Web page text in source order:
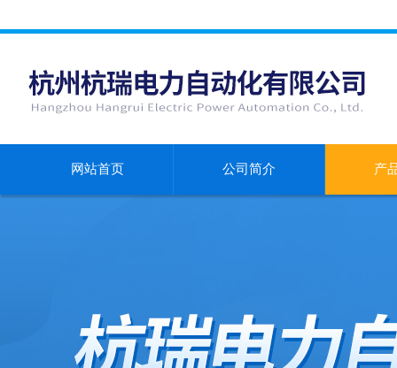
网站首页 公司简介 产